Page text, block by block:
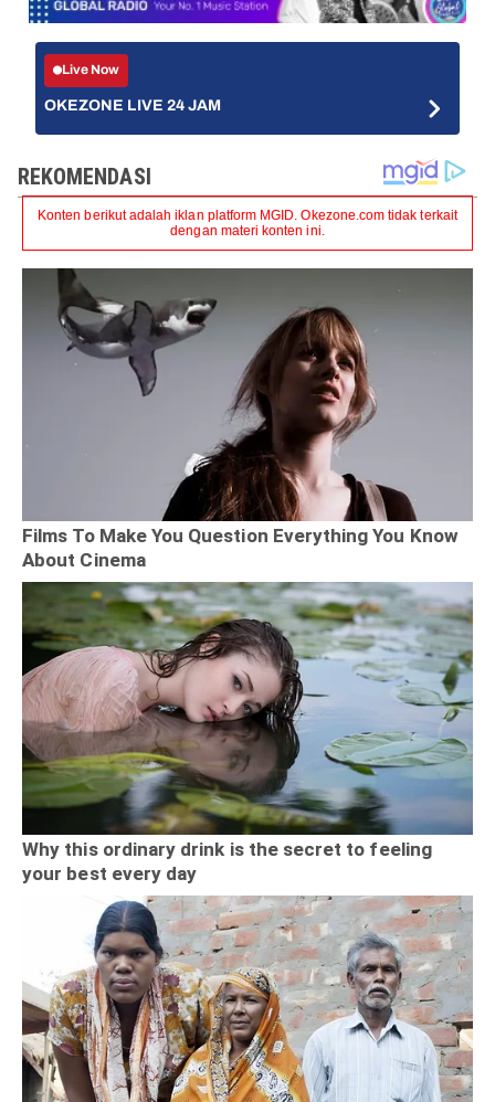
Live Now
OKEZONE LIVE 24 JAM